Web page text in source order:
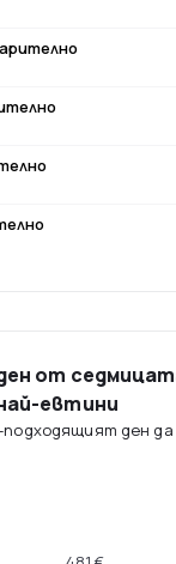
от
евтини
подходящият ден